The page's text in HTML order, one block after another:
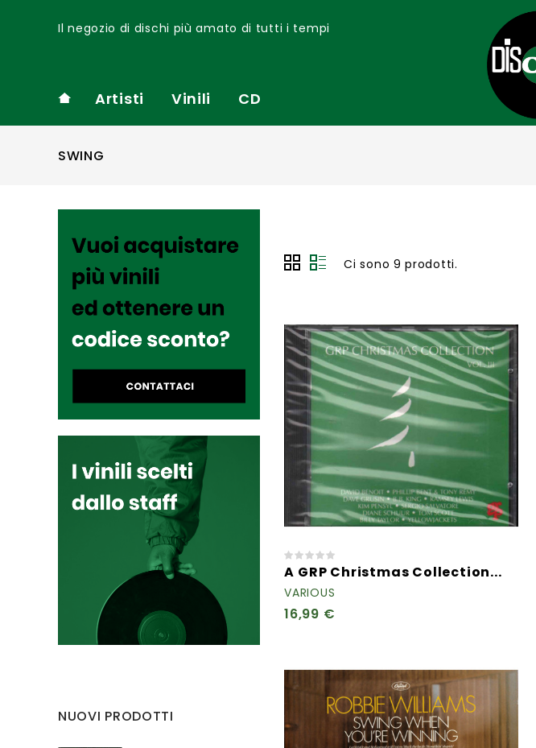
Il negozio di dischi più amato di tutti i tempi
Artisti Vinili CD
SWING
NUOVI PRODOTTI
Ci sono 9 prodotti.
A GRP Christmas Collection...
VARIOUS
16,99 €